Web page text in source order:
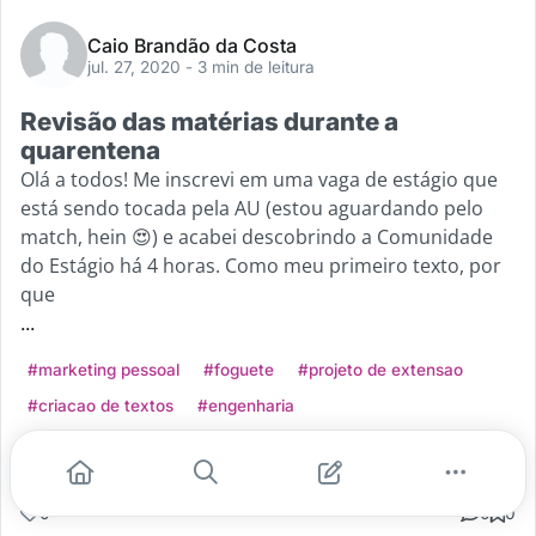
Caio Brandão da Costa
jul. 27, 2020 - 3 min de leitura
Revisão das matérias durante a
quarentena
Olá a todos! Me inscrevi em uma vaga de estágio que
está sendo tocada pela AU (estou aguardando pelo
match, hein 😍) e acabei descobrindo a Comunidade
do Estágio há 4 horas. Como meu primeiro texto, por
que
...
#marketing pessoal #foguete
#projeto de extensao
#criacao de textos
#engenharia
Leia mais
0 0 0